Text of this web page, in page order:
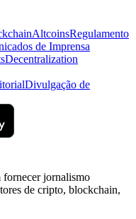
AltcoinsRegulamento
de Imprensa
Decentralization
Divulgação de
fornecer jornalismo
de cripto, blockchain,